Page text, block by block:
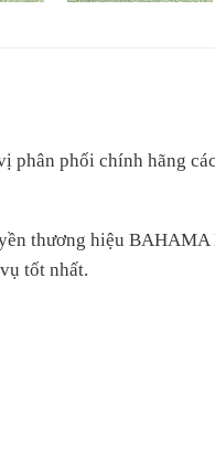
phân phối chính hãng
thương hiệu
tốt nhất.